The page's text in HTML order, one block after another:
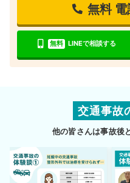
無料
無料 LINEで相談する
交通事故
他の皆さんは事故後